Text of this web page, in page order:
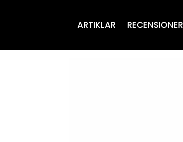
ARTIKLAR RECENSIONER